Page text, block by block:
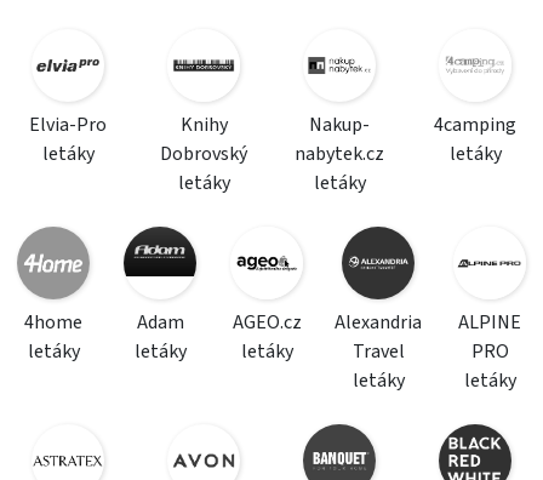
Elvia-Pro
letáky
Knihy
Dobrovský
letáky
Nakup-
nabytek.cz
letáky
4camping
letáky
4home
letáky
Adam
letáky
AGEO.cz
letáky
Alexandria
Travel
letáky
ALPINE
PRO
letáky